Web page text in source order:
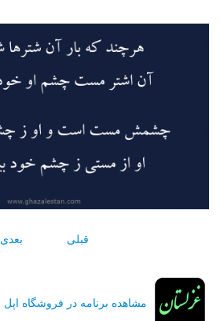
قبلی بعدی
مشاهده برنامه در فروشگاه اپل